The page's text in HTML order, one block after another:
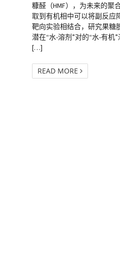
糠醛（HMF），为未来的聚
取到有机相中可以将副反应
靶向实验相结合，研究果糖
潜在“水-溶剂”对的“水-有机
[…]
READ MORE